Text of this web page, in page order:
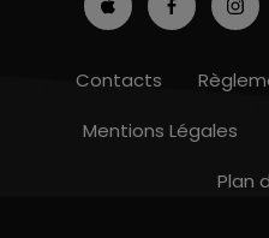
7h00 -
Contacts
Mentions Légales
Plan